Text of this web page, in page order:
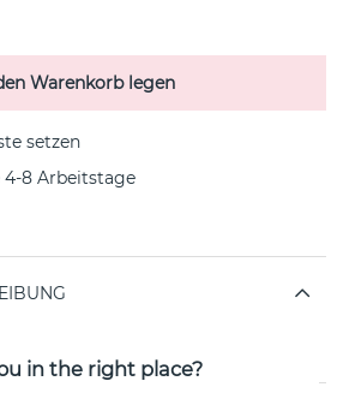
Warenkorb legen
4-8 Arbeitstage
Efva Attling
in the right place?